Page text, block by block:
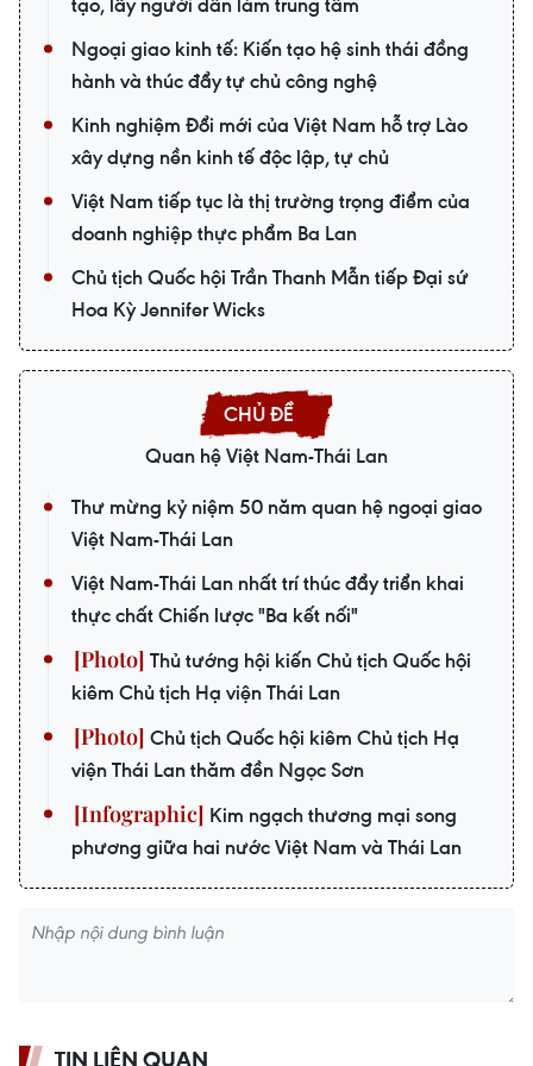
Ngoại giao kinh tế: Kiến tạo hệ sinh thái đồng
hành và thúc đẩy tự chủ công nghệ
Kinh nghiệm Đổi mới của Việt Nam hỗ trợ Lào
xây dựng nền kinh tế độc lập, tự chủ
Việt Nam tiếp tục là thị trường trọng điểm của
doanh nghiệp thực phẩm Ba Lan
Chủ tịch Quốc hội Trần Thanh Mẫn tiếp Đại sứ
Hoa Kỳ Jennifer Wicks
Quan hệ Việt Nam-Thái Lan
Thư mừng kỷ niệm 50 năm quan hệ ngoại giao
Việt Nam-Thái Lan
Việt Nam-Thái Lan nhất trí thúc đẩy triển khai
thực chất Chiến lược "Ba kết nối"
Thủ tướng hội kiến Chủ tịch Quốc hội
kiêm Chủ tịch Hạ viện Thái Lan
Chủ tịch Quốc hội kiêm Chủ tịch Hạ
viện Thái Lan thăm đền Ngọc Sơn
Kim ngạch thương mại song
phương giữa hai nước Việt Nam và Thái Lan
TIN LIÊN QUAN